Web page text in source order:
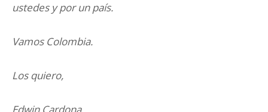
ustedes y por un país.
Vamos Colombia.
Los quiero,